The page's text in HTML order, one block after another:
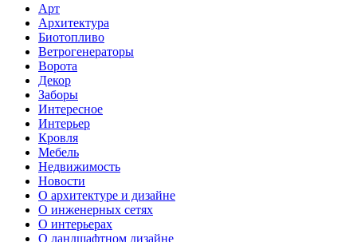
Арт
Архитектура
Биотопливо
Ветрогенераторы
Ворота
Декор
Заборы
Интересное
Интерьер
Кровля
Мебель
Недвижимость
Новости
О архитектуре и дизайне
О инженерных сетях
О интерьерах
О ландшафтном дизайне